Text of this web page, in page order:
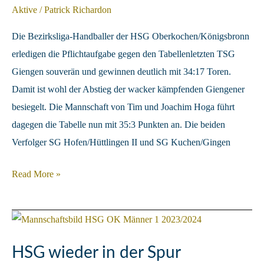
Aktive /Patrick Richardon
Die Bezirksliga-Handballer der HSG Oberkochen/Königsbronn
erledigen die Pflichtaufgabe gegen den Tabellenletzten TSG
Giengen souverän und gewinnen deutlich mit 34:17 Toren.
Damit ist wohl der Abstieg der wacker kämpfenden Giengener
besiegelt. Die Mannschaft von Tim und Joachim Hoga führt
dagegen die Tabelle nun mit 35:3 Punkten an. Die beiden
Verfolger SG Hofen/Hüttlingen II und SG Kuchen/Gingen
HSG
sich
Matchbälle
Read More »
HSG wieder in der Spur